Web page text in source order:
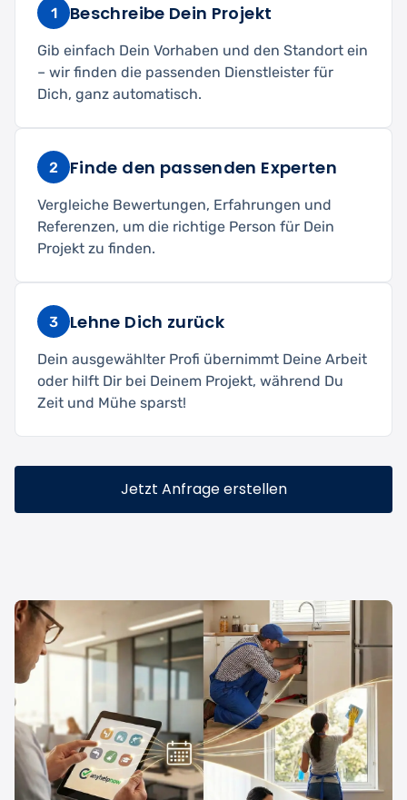
1 Beschreibe Dein Projekt
Gib einfach Dein Vorhaben und den Standort ein
– wir finden die passenden Dienstleister für
Dich, ganz automatisch.
2 Finde den passenden Experten
Vergleiche Bewertungen, Erfahrungen und
Referenzen, um die richtige Person für Dein
Projekt zu finden.
3 Lehne Dich zurück
Dein ausgewählter Profi übernimmt Deine Arbeit
oder hilft Dir bei Deinem Projekt, während Du
Zeit und Mühe sparst!
Jetzt Anfrage erstellen